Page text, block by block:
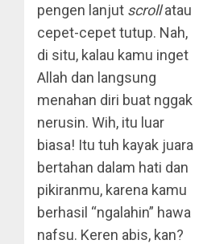
pengen lanjut scrollatau
cepet-cepet tutup. Nah,
di situ, kalau kamu inget
Allah dan langsung
menahan diri buat nggak
nerusin. Wih, itu luar
biasa! Itu tuh kayak juara
bertahan dalam hati dan
pikiranmu, karena kamu
berhasil “ngalahin” hawa
nafsu. Keren abis, kan?